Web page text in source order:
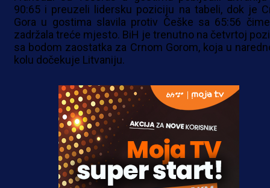
90:65 i preuzeli lidersku poziciju na tabeli, dok je
Gora u gostima slavila protiv Češke sa 65:56
zadržala treće mjesto. BiH je trenutno na četvrtoj
sa bodom zaostatka za Crnom Gorom, koja u
kolu dočekuje Litvaniju.